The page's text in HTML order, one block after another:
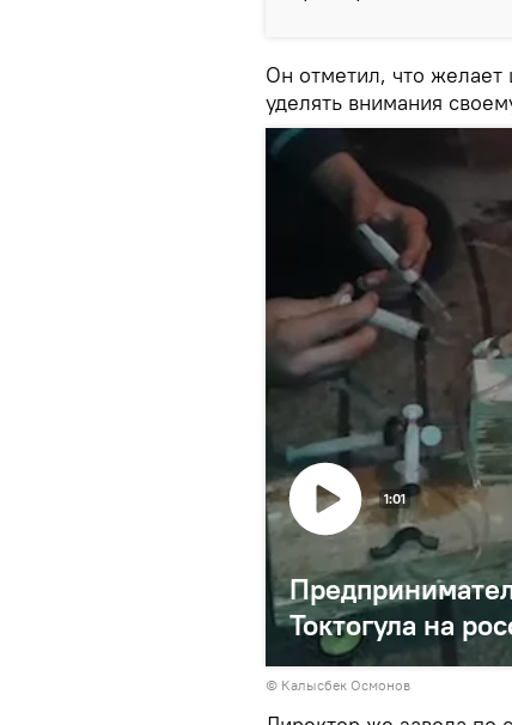
Он отметил, что
уделять внимания
Токтогула на
1:01
© Калысбек Осмонов